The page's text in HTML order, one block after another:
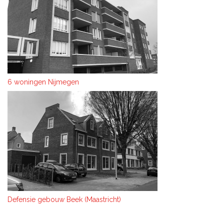
6 woningen Nijmegen
Defensie gebouw Beek (Maastricht)